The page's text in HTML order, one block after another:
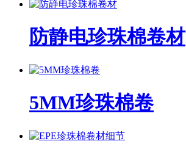
防静电珍珠棉卷材
5MM珍珠棉卷